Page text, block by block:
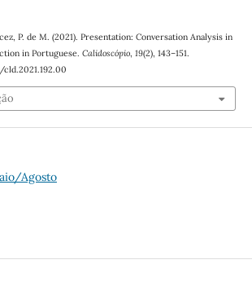
P. de M. (2021). Presentation: Conversation Analysis in
in Portuguese. Calidoscópio, 19(2), 143–151.
Agosto